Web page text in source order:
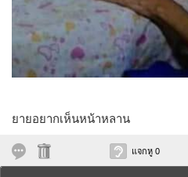
ยายอยากเห็นหน้าหลาน
แจกหู 0